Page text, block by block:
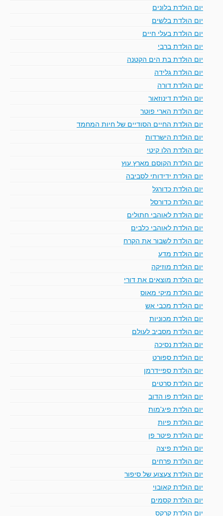
יום הולדת בלונים
יום הולדת בלשים
יום הולדת בעלי חיים
יום הולדת ברבי
יום הולדת בת הים הקטנה
יום הולדת גלידה
יום הולדת דורה
יום הולדת דינוזאור
יום הולדת הארי פוטר
יום הולדת החיים הסודיים של חיות המחמד
יום הולדת הישרדות
יום הולדת הלו קיטי
יום הולדת הקוסם מארץ עוץ
יום הולדת ידידותי לסביבה
יום הולדת כדורגל
יום הולדת כדורסל
יום הולדת לאוהבי חתולים
יום הולדת לאוהבי כלבים
יום הולדת לשבור את הקרח
יום הולדת מדע
יום הולדת מוזיקה
יום הולדת מוצאים את דורי
יום הולדת מיקי מאוס
יום הולדת מכבי אש
יום הולדת מכוניות
יום הולדת מסביב לעולם
יום הולדת נסיכה
יום הולדת ספורט
יום הולדת ספיידרמן
יום הולדת סרטים
יום הולדת פו הדוב
יום הולדת פיג'מות
יום הולדת פיות
יום הולדת פיטר פן
יום הולדת פיצה
יום הולדת פרחים
יום הולדת צעצוע של סיפור
יום הולדת קאובוי
יום הולדת קסמים
יום הולדת קרקס